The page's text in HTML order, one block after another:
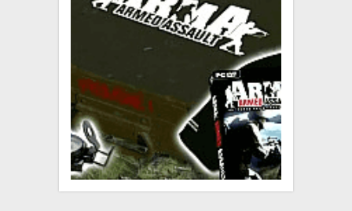
TCG & BOARDGAME HUB
VÝKUP HER (BAZAR)